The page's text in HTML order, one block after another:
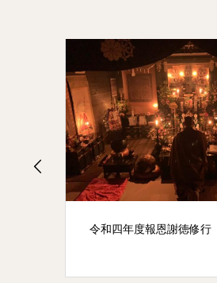
令和四年度報恩謝徳修行